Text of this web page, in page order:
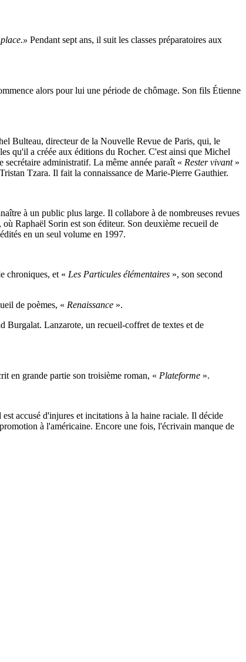
Pendant sept ans, il suit les classes préparatoires aux
alors pour lui une période de chômage. Son fils Étienne
Bulteau, directeur de la Nouvelle Revue de Paris, qui, le
qu'il a créée aux éditions du Rocher. C'est ainsi que Michel
administratif. La même année paraît « Rester vivant»
Tzara. Il fait la connaissance de Marie-Pierre Gauthier.
à un public plus large. Il collabore à de nombreuses revues
Raphaël Sorin est son éditeur. Son deuxième recueil de
en un seul volume en 1997.
chroniques, et « Les Particules élémentaires », son second
de poèmes, « Renaissance ».
Burgalat. Lanzarote, un recueil-coffret de textes et de
en grande partie son troisième roman, « Plateforme ».
accusé d'injures et incitations à la haine raciale. Il décide
à l'américaine. Encore une fois, l'écrivain manque de